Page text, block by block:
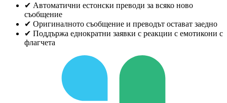
✔ Автоматични естонски преводи за всяко ново
съобщение
✔ Оригиналното съобщение и преводът остават заедно
✔ Поддържа еднократни заявки с реакции с емотикони с
флагчета